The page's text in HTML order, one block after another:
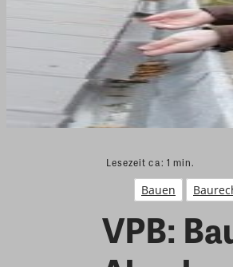
Lesezeit ca: 1 min.
Bauen
VPB: